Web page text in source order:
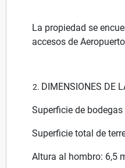
La propiedad se
accesos de
DIMENSIONES DE
Superficie de
Superficie total de
Altura al hombro: 6,5